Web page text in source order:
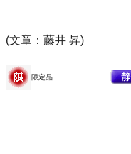
(文章：藤井 昇)
限定品